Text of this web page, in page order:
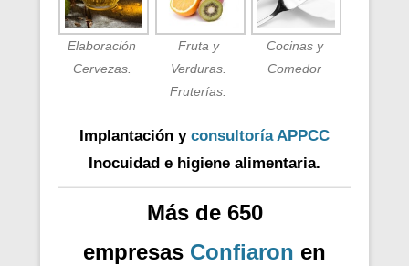
Elaboración
Cervezas.
Fruta y
Verduras.
Fruterías.
Cocinas y
Comedor
Implantación y consultoría APPCC
Inocuidad e higiene alimentaria.
Más de 650
empresas Confiaron en